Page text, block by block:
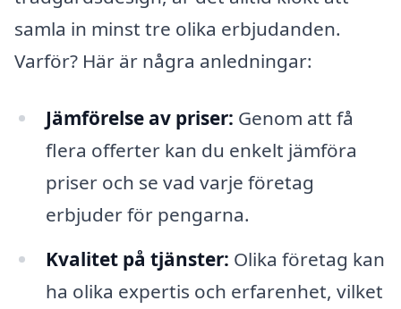
samla in minst tre olika erbjudanden.
Varför? Här är några anledningar:
Jämförelse av priser: Genom att få
flera offerter kan du enkelt jämföra
priser och se vad varje företag
erbjuder för pengarna.
Kvalitet på tjänster: Olika företag kan
ha olika expertis och erfarenhet, vilket